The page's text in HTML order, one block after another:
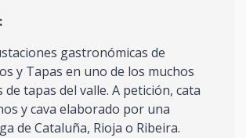
gastronómicas de
y Tapas en uno de los muchos
de tapas del valle. A petición, cata
y cava elaborado por una
de Cataluña, Rioja o Ribeira.